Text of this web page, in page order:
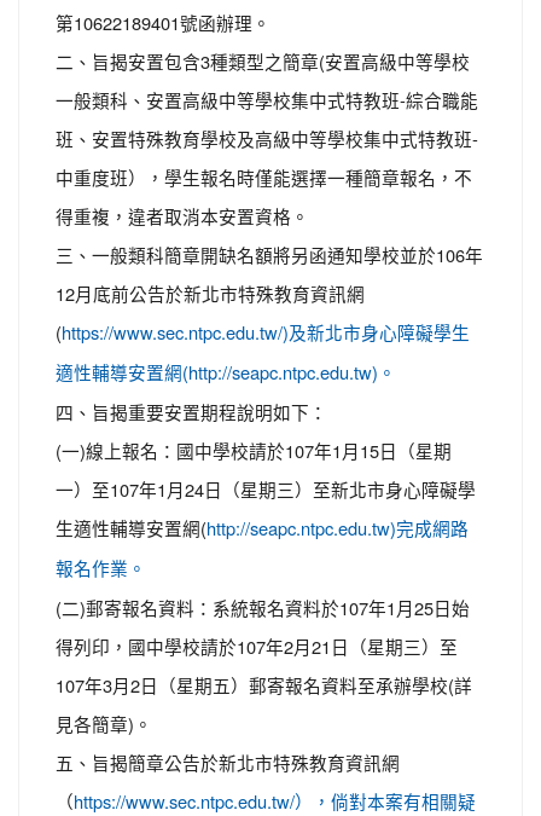
第10622189401號函辦理。
二、旨揭安置包含3種類型之簡章(安置高級中等學校
一般類科、安置高級中等學校集中式特教班-綜合職能
班、安置特殊教育學校及高級中等學校集中式特教班-
中重度班），學生報名時僅能選擇一種簡章報名，不
得重複，違者取消本安置資格。
三、一般類科簡章開缺名額將另函通知學校並於106年
12月底前公告於新北市特殊教育資訊網
( https://www.sec.ntpc.edu.tw/)及新北市身心障礙學生
適性輔導安置網(http://seapc.ntpc.edu.tw)。
四、旨揭重要安置期程說明如下：
(一)線上報名：國中學校請於107年1月15日（星期
一）至107年1月24日（星期三）至新北市身心障礙學
生適性輔導安置網( http://seapc.ntpc.edu.tw)完成網路
報名作業。
(二)郵寄報名資料：系統報名資料於107年1月25日始
得列印，國中學校請於107年2月21日（星期三）至
107年3月2日（星期五）郵寄報名資料至承辦學校(詳
見各簡章)。
五、旨揭簡章公告於新北市特殊教育資訊網
（ https://www.sec.ntpc.edu.tw/），倘對本案有相關疑